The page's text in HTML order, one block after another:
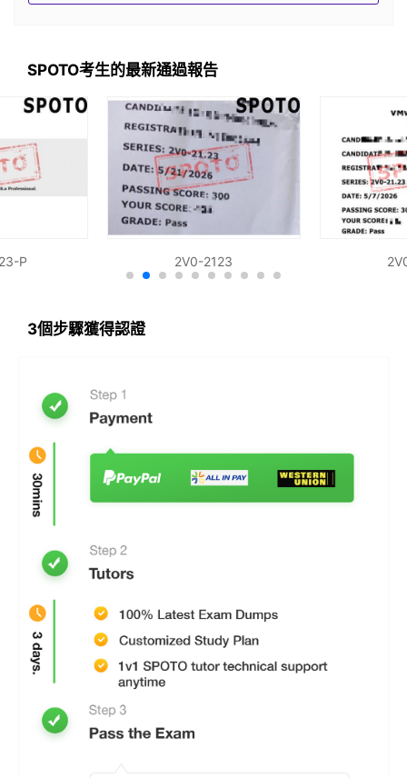
執行 vSphere 6.x 實施的基本故障排除
執行 vSphere 實施的基本監控
SPOTO考生的最新通過報告
P 2V0-2123
3個步驟獲得認證